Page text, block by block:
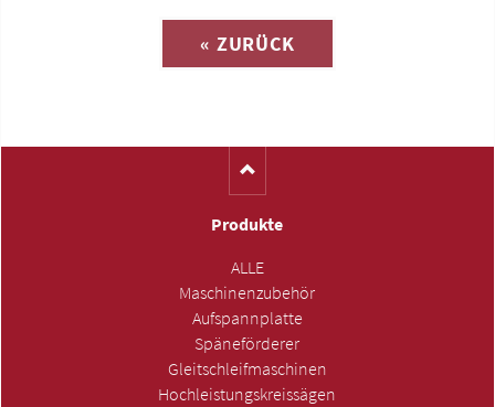
« ZURÜCK
Produkte
ALLE
Maschinenzubehör
Aufspannplatte
Späneförderer
Gleitschleifmaschinen
Hochleistungskreissägen